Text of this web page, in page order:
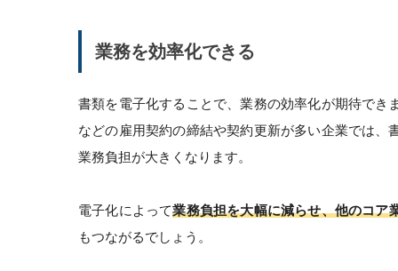
業務を効率化できる
書類を電子化することで、業務の効率化が期待で
などの雇用契約の締結や契約更新が多い企業では
業務負担が大きくなります。
電子化によって業務負担を大幅に減らせ、他のコア
もつながるでしょう。